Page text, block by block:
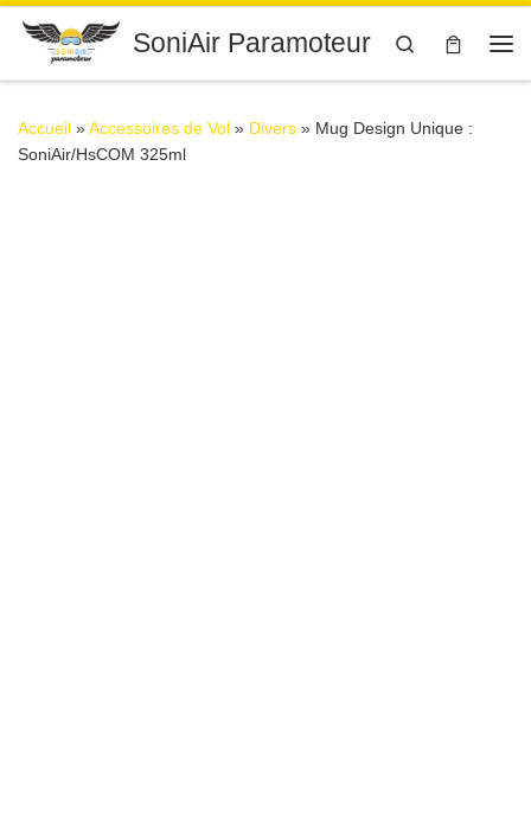
Passer au contenuSoniAir Paramoteur
Search
Accueil »Accessoires de Vol » Divers » Mug Design Unique :
SoniAir/HsCOM 325ml